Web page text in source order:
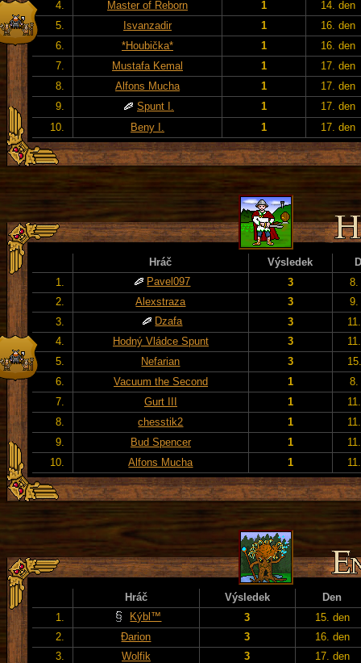
4.
Master of Reborn 1
14. den
5.
Isvanzadir 1
16. den
6.
*Houbička* 1
16. den
7.
Mustafa Kemal 1
17. den
8.
Alfons Mucha 1
17. den
9.
Spunt I. 1
17. den
10.
Beny I. 1 17. den
Hráč Výsledek
1.
Pavel097 3
8.
2.
Alexstraza 3
9.
3.
Dzafa 3
4.
Hodný Vládce Spunt 3
5.
Nefarian 3
6.
Vacuum the Second 1
8.
7.
Gurt III 1
8.
chesstik2 1
9.
Bud Spencer 1
10.
Alfons Mucha 1
Hráč Výsledek
Den
1.
Kýbl™ 3
15. den
2.
Đarion 3
16. den
3.
Wolfik 3
17. den